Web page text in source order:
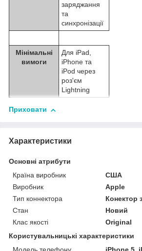
заряджання
та
синхронізації
Мінімальні
вимоги
Для iPad,
iPhone та
iPod через
роз'єм
Lightning
Приховати
Характеристики
Основні атрибути
Країна виробник
США
Виробник
Apple
Тип коннектора
Конектор
Стан
Новий
Клас якості
Original
Користувальницькі характеристики